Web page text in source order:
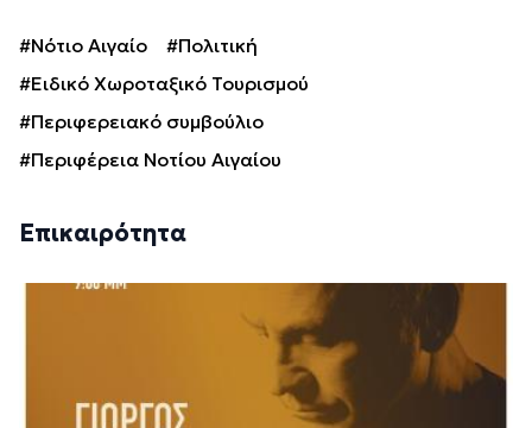
#Νότιο Αιγαίο
#Πολιτική
#Ειδικό Χωροταξικό Τουρισμού
#Περιφερειακό συμβούλιο
#Περιφέρεια Νοτίου Αιγαίου
Επικαιρότητα